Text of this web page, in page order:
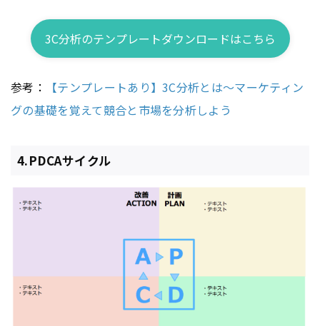
3C分析のテンプレートダウンロードはこちら
参考：
【テンプレートあり】3C分析とは〜マーケティン
グの基礎を覚えて競合と市場を分析しよう
4.PDCAサイクル